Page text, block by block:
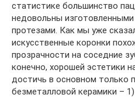
статистике большинство
недовольны
протезами. Как мы уже
искусственные коронки
прозрачности на соседние
конечно, хорошей эстетики
достичь в основном только
безметалловой керамики –